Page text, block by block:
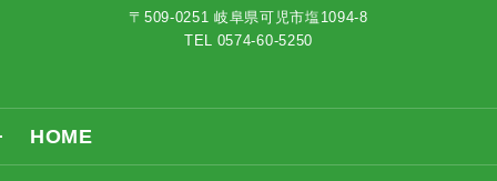
〒509-0251 岐阜県可児市塩1094-8
TEL 0574-60-5250
HOME